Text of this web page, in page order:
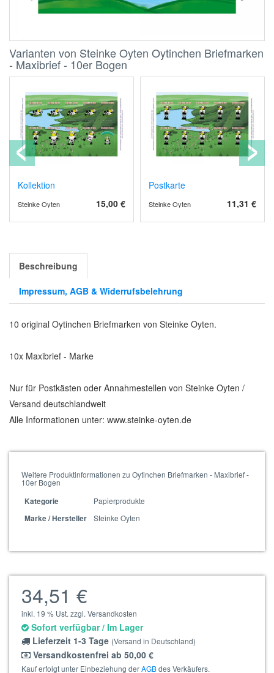
Varianten von Steinke Oyten Oytinchen Briefmarken
- Maxibrief - 10er Bogen
Kollektion
15,00 €
Steinke Oyten
Postkarte
11,31 €
Steinke Oyten
Beschreibung
Impressum, AGB & Widerrufsbelehrung
10 original Oytinchen Briefmarken von Steinke Oyten.
10x Maxibrief - Marke
Nur für Postkästen oder Annahmestellen von Steinke Oyten /
Versand deutschlandweit
Alle Informationen unter: www.steinke-oyten.de
Weitere Produktinformationen zu Oytinchen Briefmarken - Maxibrief -
10er Bogen
Kategorie
Papierprodukte
Marke / Hersteller
Steinke Oyten
34,51 €
inkl. 19 % Ust. zzgl. Versandkosten
Sofort verfügbar / Im Lager
Lieferzeit 1-3 Tage (Versand in Deutschland)
Versandkostenfrei ab 50,00 €
Kauf erfolgt unter Einbeziehung derAGBdes Verkäufers.